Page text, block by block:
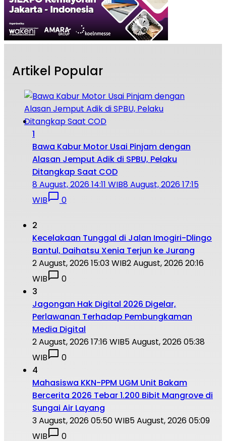
Artikel Popular
1
Bawa Kabur Motor Usai Pinjam dengan
Alasan Jemput Adik di SPBU, Pelaku
Ditangkap Saat COD
8 August, 2026 14:11 WIB8 August, 2026 17:15
WIB
0
2
Kecelakaan Tunggal di Jalan Imogiri-Dlingo
Bantul, Daihatsu Xenia Terjun ke Jurang
2 August, 2026 15:03 WIB2 August, 2026 20:16
WIB
0
3
Jagongan Hak Digital 2026 Digelar,
Perlawanan Terhadap Pembungkaman
Media Digital
2 August, 2026 17:16 WIB5 August, 2026 05:38
WIB
0
4
Mahasiswa KKN-PPM UGM Unit Bakam
Bercerita 2026 Tebar 1.200 Bibit Mangrove di
Sungai Air Layang
3 August, 2026 05:50 WIB5 August, 2026 05:09
WIB
0